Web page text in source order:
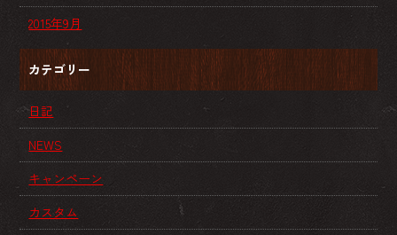
2015年9月
カテゴリー
日記
NEWS
キャンペーン
カスタム